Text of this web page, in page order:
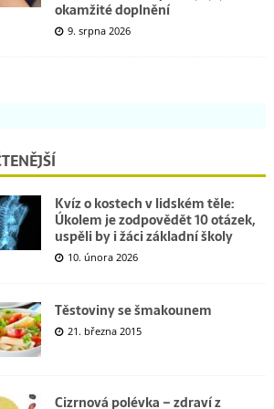
okamžité doplnění
9. srpna 2026
Kvíz o kostech v lidském těle:
Úkolem je zodpovědět 10 otázek,
uspěli by i žáci základní školy
10. února 2026
Těstoviny se šmakounem
21. března 2015
Cizrnová polévka – zdraví z